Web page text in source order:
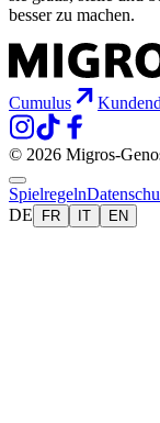
besser zu machen.
Cumulus
© 2026 Migros-
Spielregeln
DE
FR IT EN